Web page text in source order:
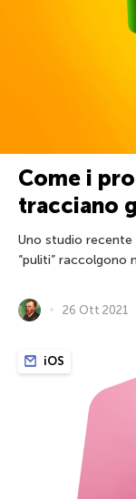
Come i
tracciano
Uno studio
“puliti”
26 Ott 2021
iOS